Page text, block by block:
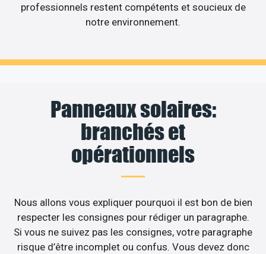
professionnels restent compétents et soucieux de
notre environnement.
Panneaux solaires:
branchés et
opérationnels
Nous allons vous expliquer pourquoi il est bon de bien
respecter les consignes pour rédiger un paragraphe.
Si vous ne suivez pas les consignes, votre paragraphe
risque d’être incomplet ou confus. Vous devez donc